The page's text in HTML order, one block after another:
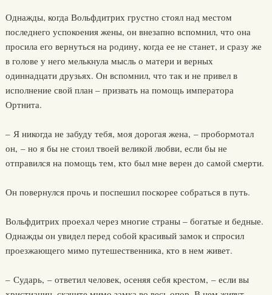
Однажды, когда Вольфдитрих грустно стоял над местом
последнего успокоения жены, он внезапно вспомнил, что она
просила его вернуться на родину, когда ее не станет, и сразу же
в голове у него мелькнула мысль о матери и верных
одиннадцати друзьях. Он вспомнил, что так и не привел в
исполнение свой план – призвать на помощь императора
Ортнита.
– Я никогда не забуду тебя, моя дорогая жена, – пробормотал
он, – но я бы не стоил твоей великой любви, если бы не
отправился на помощь тем, кто был мне верен до самой смерти.
Он повернулся прочь и поспешил поскорее собраться в путь.
Вольфдитрих проехал через многие страны – богатые и бедные.
Однажды он увидел перед собой красивый замок и спросил
проезжающего мимо путешественника, кто в нем живет.
– Сударь, – ответил человек, осеняя себя крестом, – если вы